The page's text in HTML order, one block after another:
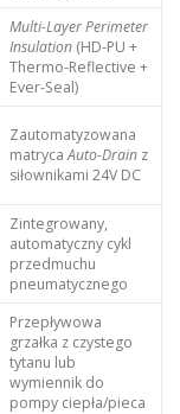
Multi-Layer Perimeter
Insulation(HD-PU +
Thermo-Reflective +
Ever-Seal)
Zautomatyzowana
matrycaAuto-Drainz
siłownikami 24V DC
Zintegrowany,
automatyczny cykl
przedmuchu
pneumatycznego
Przepływowa
grzałka z czystego
tytanu lub
wymiennik do
pompy ciepła/pieca